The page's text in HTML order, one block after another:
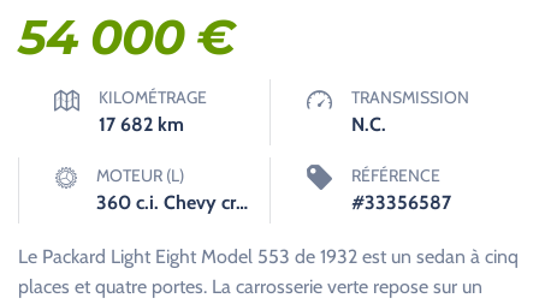
54 000€
KILOMÉTRAGE
17 682 km
TRANSMISSION
N.C.
MOTEUR (L)
360 c.i. Chevy crate engine
RÉFÉRENCE
#33356587
Le Packard Light Eight Model 553 de 1932 est un sedan à cinq
places et quatre portes. La carrosserie verte repose sur un